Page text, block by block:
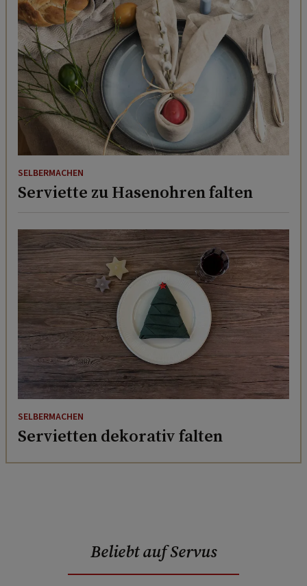
SELBERMACHEN
Serviette zu Hasenohren falten
SELBERMACHEN
Servietten dekorativ falten
Beliebt auf Servus